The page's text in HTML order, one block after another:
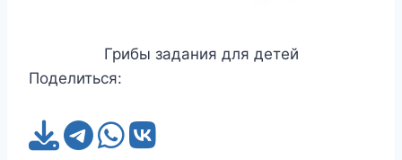
Грибы задания для детей
Поделиться: